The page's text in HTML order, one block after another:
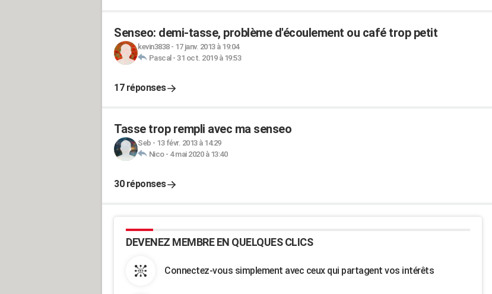
Senseo: demi-tasse, problème d'écoulement ou café trop petit
kevin3838- 17 janv. 2013 à 19:04
Pascal - 31 oct. 2019 à 19:53
17 réponses
Tasse trop rempli avec ma senseo
Seb - 13 févr. 2013 à 14:29
Nico- 4 mai 2020 à 13:40
30 réponses
DEVENEZ MEMBRE EN QUELQUES CLICS
Connectez-vous simplement avec ceux qui partagent vos intérêts